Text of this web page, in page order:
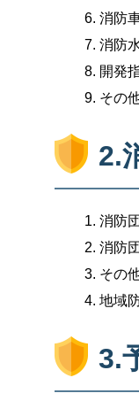
消防
消防
開発
その
2.
消防
消防
その
地域
3.